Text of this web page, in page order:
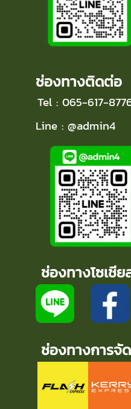
ช่องทางติดต่อ
Tel : 065-617-
Line : @admin4
ช่องทางโซเชีย
ช่องทางการจั